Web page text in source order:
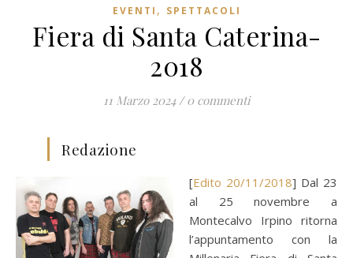
EVENTI , SPETTACOLI
Fiera di Santa Caterina-
2018
11 Marzo 2024 / 0 commenti
Redazione
[ Edito 20/11/2018] Dal 23
al 25 novembre a
Montecalvo Irpino ritorna
l’appuntamento con la